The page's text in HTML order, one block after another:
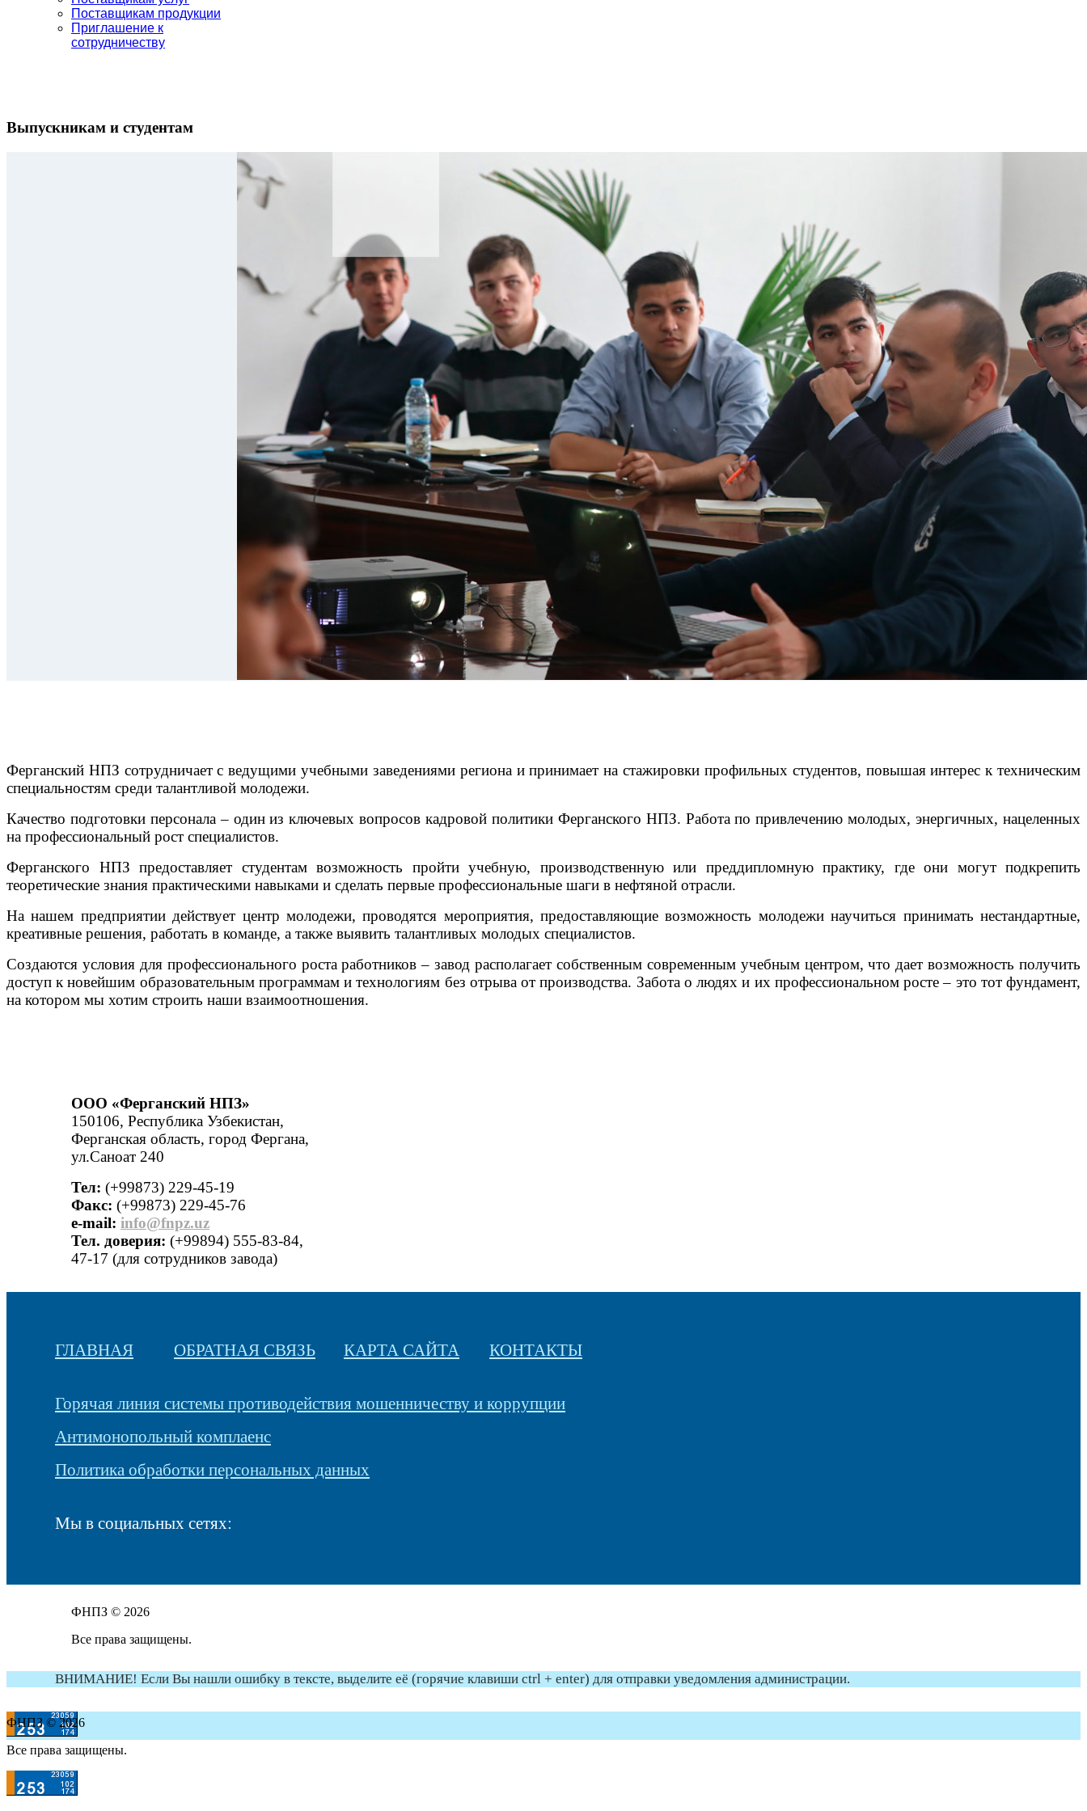
Поставщикам продукции
Приглашение к
сотрудничеству
Выпускникам и студентам
Ферганский НПЗ сотрудничает с ведущими учебными заведениями региона и принимает на стажировки профильных студентов, повышая интерес к техническим
специальностям среди талантливой молодежи.
Качество подготовки персонала – один из ключевых вопросов кадровой политики Ферганского НПЗ. Работа по привлечению молодых, энергичных, нацеленных
на профессиональный рост специалистов.
Ферганского НПЗ предоставляет студентам возможность пройти учебную, производственную или преддипломную практику, где они могут подкрепить
теоретические знания практическими навыками и сделать первые профессиональные шаги в нефтяной отрасли.
На нашем предприятии действует центр молодежи, проводятся мероприятия, предоставляющие возможность молодежи научиться принимать нестандартные,
креативные решения, работать в команде, а также выявить талантливых молодых специалистов.
Создаются условия для профессионального роста работников – завод располагает собственным современным учебным центром, что дает возможность получить
доступ к новейшим образовательным программам и технологиям без отрыва от производства. Забота о людях и их профессиональном росте – это тот фундамент,
на котором мы хотим строить наши взаимоотношения.
ООО «Ферганский НПЗ»
150106, Республика Узбекистан,
Ферганская область, город Фергана,
ул.Саноат 240
Тел: (+99873) 229-45-19
Факс: (+99873) 229-45-76
е-mail: info@fnpz.uz
Тел. доверия: (+99894) 555-83-84,
47-17 (для сотрудников завода)
ГЛАВНАЯ ОБРАТНАЯ СВЯЗЬ КАРТА САЙТА КОНТАКТЫ
Горячая линия системы противодействия мошенничеству и коррупции
Антимонопольный комплаенс
Политика обработки персональных данных
Мы в социальных сетях:
ФНПЗ © 2026
Все права защищены.
ВНИМАНИЕ! Если Вы нашли ошибку в тексте, выделите её (горячие клавиши ctrl + enter) для отправки уведомления администрации.
ФНПЗ © 2026
Все права защищены.